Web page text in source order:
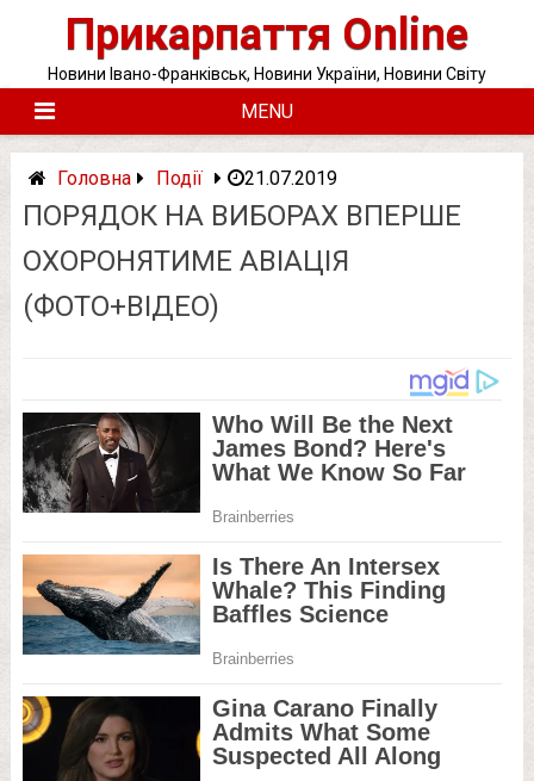
Прикарпаття Online
Новини Івано-Франківськ, Новини України, Новини Світу
MENU
Головна Події 21.07.2019
ПОРЯДОК НА ВИБОРАХ ВПЕРШЕ
ОХОРОНЯТИМЕ АВІАЦІЯ
(ФОТО+ВІДЕО)